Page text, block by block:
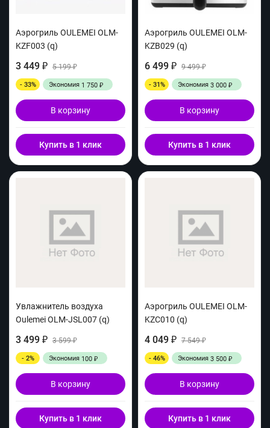
Аэрогриль OULEMEI OLM-
KZF003 (q)
3 449 ₽ 5 199₽
- 33% Экономия 1 750 ₽
В корзину
Купить в 1 клик
Аэрогриль OULEMEI OLM-
KZB029 (q)
6 499 ₽ 9 499₽
- 31% Экономия 3 000 ₽
В корзину
Купить в 1 клик
Увлажнитель воздуха
Oulemei OLM-JSL007 (q)
3 499 ₽ 3 599₽
- 2% Экономия 100 ₽
В корзину
Купить в 1 клик
Аэрогриль OULEMEI OLM-
KZC010 (q)
4 049 ₽ 7 549₽
- 46% Экономия 3 500 ₽
В корзину
Купить в 1 клик